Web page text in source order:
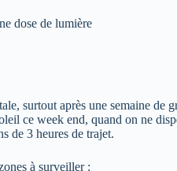
dose de lumière
surtout après une semaine de
ce week end, quand on ne
de 3 heures de trajet.
à surveiller :